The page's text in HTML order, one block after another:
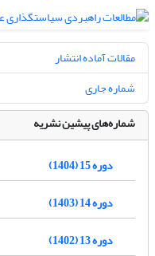
مقالات آماده انتشار
شماره جاری
شماره‌های پیشین نشریه
دوره 15 (1404)
دوره 14 (1403)
دوره 13 (1402)